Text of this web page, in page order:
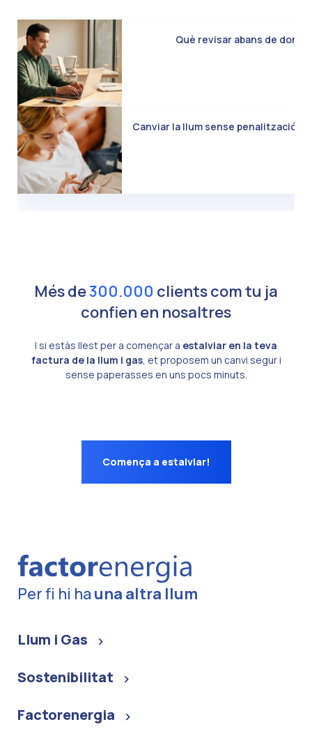
Què revisar abans de
Canviar la llum sense penalització:
Més de300.000 clients com tu ja
confien en nosaltres
I si estàs llest per a començar a estalviar en la teva
factura de la llum i gas, et proposem un canvi segur i
sense paperasses en uns pocs minuts.
Comença a estalviar!
Per fi hi ha una altra llum
Llum i Gas
Sostenibilitat
Factorenergia